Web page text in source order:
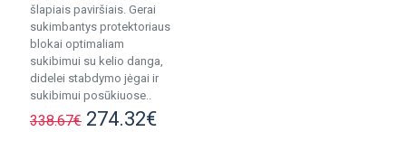
šlapiais paviršiais. Gerai
sukimbantys protektoriaus
blokai optimaliam
sukibimui su kelio danga,
didelei stabdymo jėgai ir
sukibimui posūkiuose..
338.67€ 274.32€